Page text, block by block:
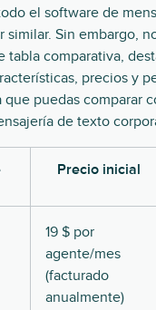
el software de
similar. Sin embargo,
tabla comparativa,
precios y
que puedas comparar
de texto
Precio inicial
19 $ por
agente/mes
(facturado
anualmente)